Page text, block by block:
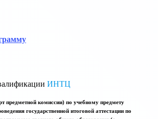
ИНТЦ
предметной комиссии) по учебному предмету
государственной итоговой аттестации по